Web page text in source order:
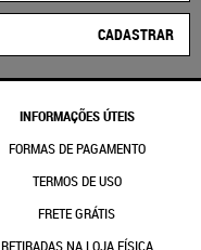
CADASTRAR
INFORMAÇÕES ÚTEIS
FORMAS DE PAGAMENTO
TERMOS DE USO
FRETE GRÁTIS
RETIRADAS NA LOJA FÍSICA